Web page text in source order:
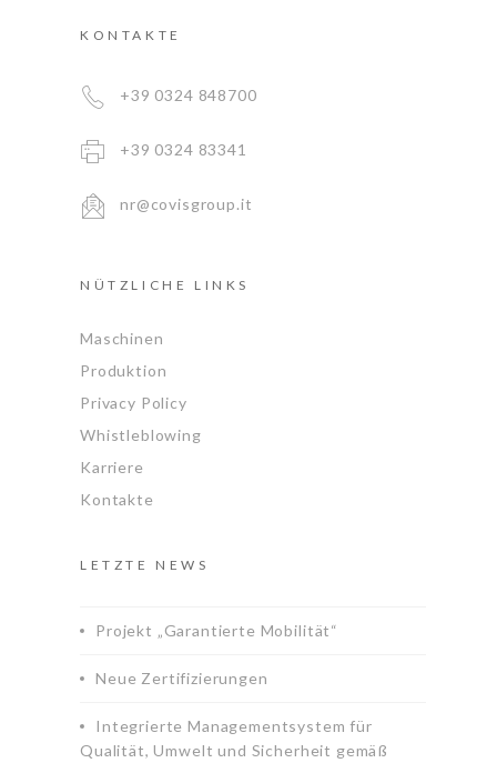
KONTAKTE
+39 0324 848700
+39 0324 83341
nr@covisgroup.it
NÜTZLICHE LINKS
Maschinen
Produktion
Privacy Policy
Whistleblowing
Karriere
Kontakte
LETZTE NEWS
Projekt „Garantierte Mobilität“
Neue Zertifizierungen
Integrierte Managementsystem für
Qualität, Umwelt und Sicherheit gemäß